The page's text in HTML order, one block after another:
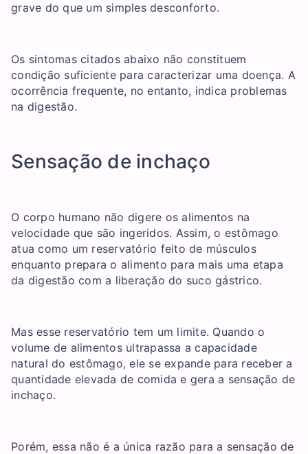
grave do que um simples desconforto.
Os sintomas citados abaixo não constituem
condição suficiente para caracterizar uma doença. A
ocorrência frequente, no entanto, indica problemas
na digestão.
Sensação de inchaço
O corpo humano não digere os alimentos na
velocidade que são ingeridos. Assim, o estômago
atua como um reservatório feito de músculos
enquanto prepara o alimento para mais uma etapa
da digestão com a liberação do suco gástrico.
Mas esse reservatório tem um limite. Quando o
volume de alimentos ultrapassa a capacidade
natural do estômago, ele se expande para receber a
quantidade elevada de comida e gera a sensação de
inchaço.
Porém, essa não é a única razão para a sensação de